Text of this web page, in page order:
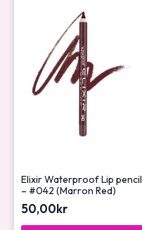
Elixir Waterproof Lip pencil
– #042 (Marron Red)
50,00kr